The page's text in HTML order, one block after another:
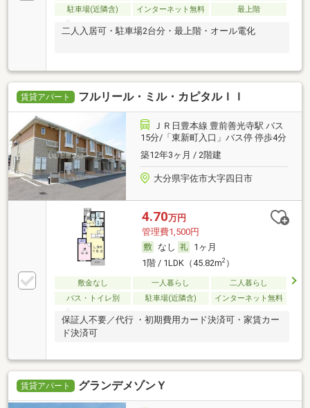
駐車場(近隣含)
インターネット無料 最上階
二人入居可・駐車場2台分・最上階・オール電化
賃貸アパート フルリール・ミル・カピタルＩＩ
ＪＲ日豊本線 豊前善光寺駅 バス
15分/「東新町入口」バス停 停歩4分
築12年3ヶ月 / 2階建
大分県宇佐市大字四日市
4.70万円
管理費1,500円
なし
1ヶ月
1階 / 1LDK（45.82m2）
敷金なし 一人暮らし
二人暮らし
バス・トイレ別
駐車場(近隣含) インターネット無料
保証人不要／代行 ・初期費用カード決済可・家賃カー
ド決済可
賃貸アパート グランデメゾンＹ